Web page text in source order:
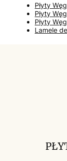
Płyty
Płyty
Płyty
Lamele